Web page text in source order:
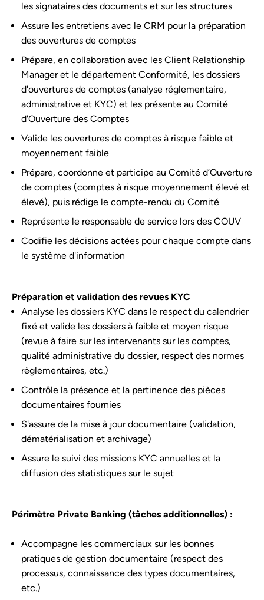
les signataires des documents et sur les structures
Assure les entretiens avec le CRM pour la préparation
des ouvertures de comptes
Prépare, en collaboration avec les Client Relationship
Manager et le département Conformité, les dossiers
d'ouvertures de comptes (analyse réglementaire,
administrative et KYC) et les présente au Comité
d'Ouverture des Comptes
Valide les ouvertures de comptes à risque faible et
moyennement faible
Prépare, coordonne et participe au Comité d’Ouverture
de comptes (comptes à risque moyennement élevé et
élevé), puis rédige le compte-rendu du Comité
Représente le responsable de service lors des COUV
Codifie les décisions actées pour chaque compte dans
le système d'information
Préparation et validation des revues KYC
Analyse les dossiers KYC dans le respect du calendrier
fixé et valide les dossiers à faible et moyen risque
(revue à faire sur les intervenants sur les comptes,
qualité administrative du dossier, respect des normes
règlementaires, etc.)
Contrôle la présence et la pertinence des pièces
documentaires fournies
S'assure de la mise à jour documentaire (validation,
dématérialisation et archivage)
Assure le suivi des missions KYC annuelles et la
diffusion des statistiques sur le sujet
Périmètre Private Banking (tâches additionnelles) :
Accompagne les commerciaux sur les bonnes
pratiques de gestion documentaire (respect des
processus, connaissance des types documentaires,
etc.)